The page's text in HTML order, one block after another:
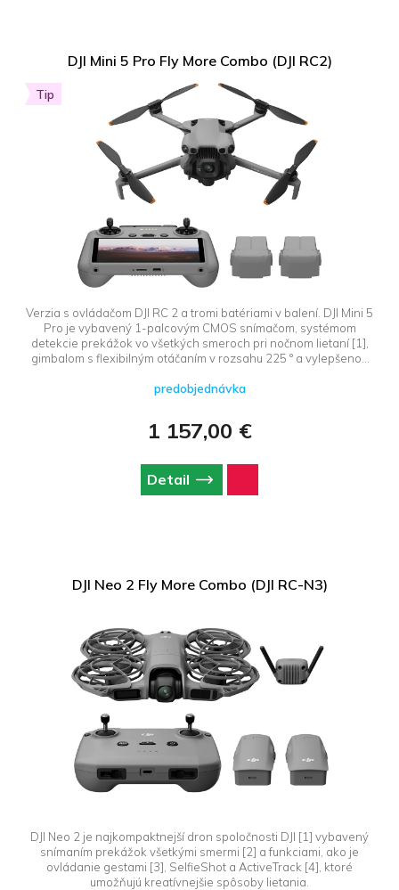
DJI Mini 5 Pro Fly More Combo (DJI RC2)
Tip
Verzia s ovládačom DJI RC 2 a tromi batériami v balení. DJI Mini 5
Pro je vybavený 1-palcovým CMOS snímačom, systémom
detekcie prekážok vo všetkých smeroch pri nočnom lietaní [1],
gimbalom s flexibilným otáčaním v rozsahu 225 ° a vylepšenou
ultraľahkom tele. Vďaka výkonu porovnateľnému s vlajkovými
predobjednávka
1 157,00 €
Detail
DJI Neo 2 Fly More Combo (DJI RC-N3)
DJI Neo 2 je najkompaktnejší dron spoločnosti DJI [1] vybavený
snímaním prekážok všetkými smermi [2] a funkciami, ako je
ovládanie gestami [3], SelfieShot a ActiveTrack [4], ktoré
umožňujú kreatívnejšie spôsoby lietania.